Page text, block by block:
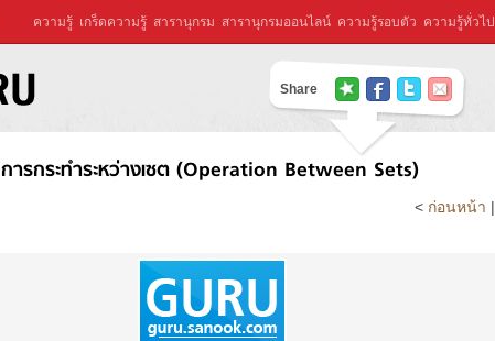
ความรู้ เกร็ดความรู้ สารานุกรม สารานุกรมออนไลน์ ความรู้รอบตัว ความรู้ทั่วไป
Share
การกระทำระหว่างเซต (Operation Between Sets)
< ก่อนหน้า |